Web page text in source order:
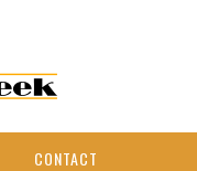
CONTACT